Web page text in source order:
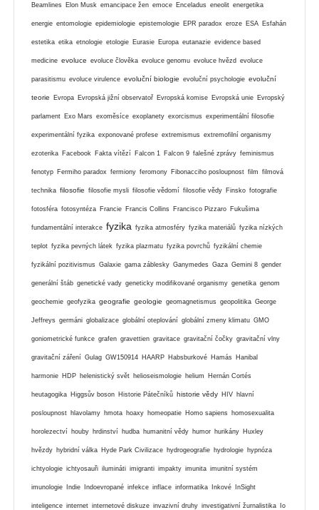
Beamlines Elon Musk emancipace žen emoce Enceladus eneolit energetika
energie entomologie epidemiologie epistemologie EPR paradox eroze ESA Esfahán
estetika etika etnologie etologie Eurasie Europa eutanazie evidence based
medicine evoluce evoluce člověka evoluce genomu evoluce hvězd evoluce
parasitismu evoluce virulence evoluční biologie evoluční psychologie evoluční
teorie Evropa Evropská jižní observatoř Evropská komise Evropská unie Evropský
parlament Exo Mars exoměsíce exoplanety exorcismus experimentální filosofie
experimentální fyzika exponované profese extremismus extremofilní organismy
ezoterika Facebook Fakta vítězí Falcon 1 Falcon 9 falešné zprávy feminismus
fenotyp Fermiho paradox fermiony feromony Fibonacciho posloupnost film filmová
technika filosofie filosofie mysli filosofie vědomí filosofie vědy Finsko fotografie
fotosféra fotosyntéza Francie Francis Collins Francisco Pizzaro Fukušima
fundamentální interakce fyzika fyzika atmosféry fyzika materiálů fyzika nízkých
teplot fyzika pevných látek fyzika plazmatu fyzika povrchů fyzikální chemie
fyzikální pozitivismus Galaxie gama záblesky Ganymedes Gaza Gemini 8 gender
generální štáb genetické vady geneticky modifikované organismy genetika genom
geochemie geofyzika geografie geologie geomagnetismus geopolitika George
Jeffreys germáni globalizace globální oteplování globální zmeny klimatu GMO
goniometrické funkce grafen gravettien gravitace gravitační čočky gravitační vlny
gravitační záření Gulag GW150914 HAARP Habsburkové Hamás Hanibal
harmonie HDP helenistický svět helioseismologie helium Hernán Cortés
heutagogika Higgsův boson Historie Pátečníků historie vědy HIV hlavní
posloupnost hlavolamy hmota hoaxy homeopatie Homo sapiens homosexualita
horolezectví houby hrdinství hudba humanitní vědy humor hurikány Huxley
hvězdy hybridní válka Hyde Park Civilizace hydrogeografie hydrologie hypnóza
ichtyologie ichtyosauři ilumináti imigranti impakty imunita imunitní systém
imunologie Indie Indoevropané infekce inflace informatika Inkové InSight
inteligence internet internetové diskuze invazivní druhy investigativní žurnalistika Io